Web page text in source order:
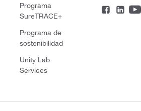
Programa
SureTRACE+
Programa de
sostenibilidad
Unity Lab
Services